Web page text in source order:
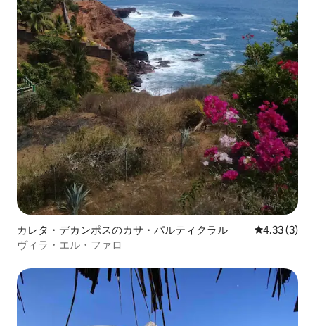
カレタ・デカンポスのカサ・パルティクラル レビュー3
4.33 (3)
ヴィラ・エル・ファロ